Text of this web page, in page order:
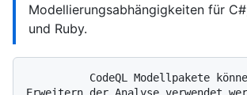
Modellierungsabhängigkeiten für
und Ruby.
Erweitern der Analyse verwendet